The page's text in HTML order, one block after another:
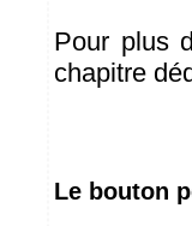
Pour plus
chapitre
Le bouton